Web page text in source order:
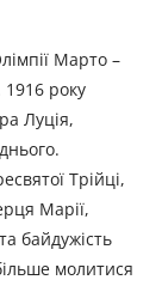
Марто –
року
Луція,
Трійці,
Марії,
байдужість
молитися